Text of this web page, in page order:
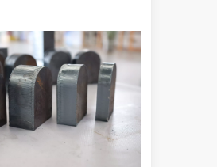
métallique, l'efficacité et la